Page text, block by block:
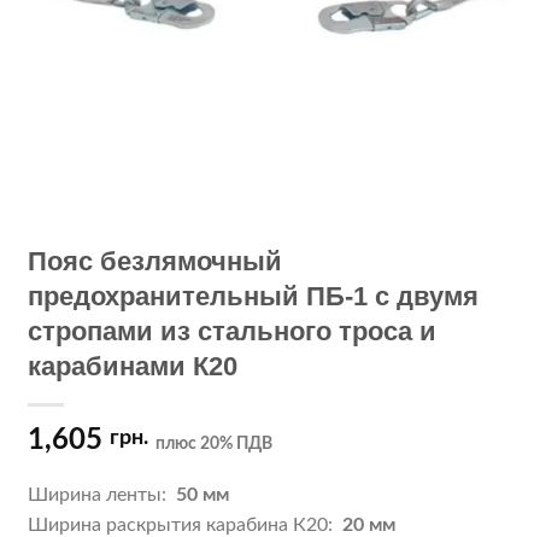
Пояс безлямочный
предохранительный ПБ-1 с двумя
стропами из стального троса и
карабинами К20
1,605 грн. плюс 20% ПДВ
Ширина ленты: 50 мм
Ширина раскрытия карабина К20: 20 мм